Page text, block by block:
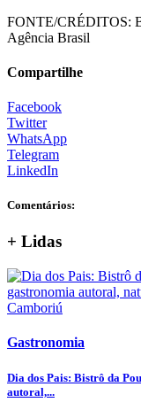
FONTE/CRÉDITOS:
Agência Brasil
Compartilhe
Facebook
Twitter
WhatsApp
Telegram
LinkedIn
Comentários:
+ Lidas
Gastronomia
Dia dos Pais: Bistrô da
autoral,...